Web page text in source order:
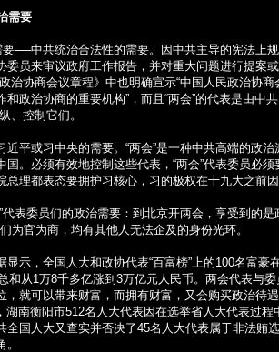
需要
要──中共统治合法性的需要。因中共主导的宪法上
委员来审议政府工作报告，并对重大问题进行提案
治协商会议章程》中也明确宣示“中国人民政治协
政治协商的重要机构”，而且“两会”的代表是由中
、控制它们。
近平或习中央的需要。“两会”是一种中共高端的政
国。必须有效地控制这些代表，“两会”代表委员必
总理都表态要拥护习核心，习的极权在十九大之前因
代表委员们的政治需要：到北京开两会，享受到的
为官为商，均有其他人无法企及的身份光环。
显示，全国人大和政协代表“百富榜”上的100名富豪
和从1万8千多亿涨到 3万亿元人民币。两会代表与
，就可以带来财富，而拥有财富，又会购买政治待
湖南衡阳市512名人大代表因在选举省人大代表过
全国人大又查实并否决了45名人大代表属于非法贿